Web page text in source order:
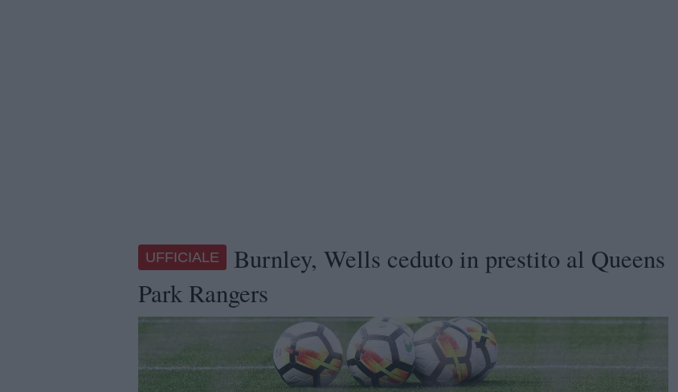
UFFICIALE
Burnley, Wells ceduto in prestito al Queens
Park Rangers